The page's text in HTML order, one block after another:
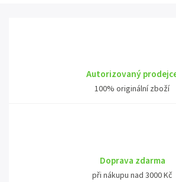
Autorizovaný
100% originální zboží
Doprava zdarma
při nákupu nad 3000 Kč